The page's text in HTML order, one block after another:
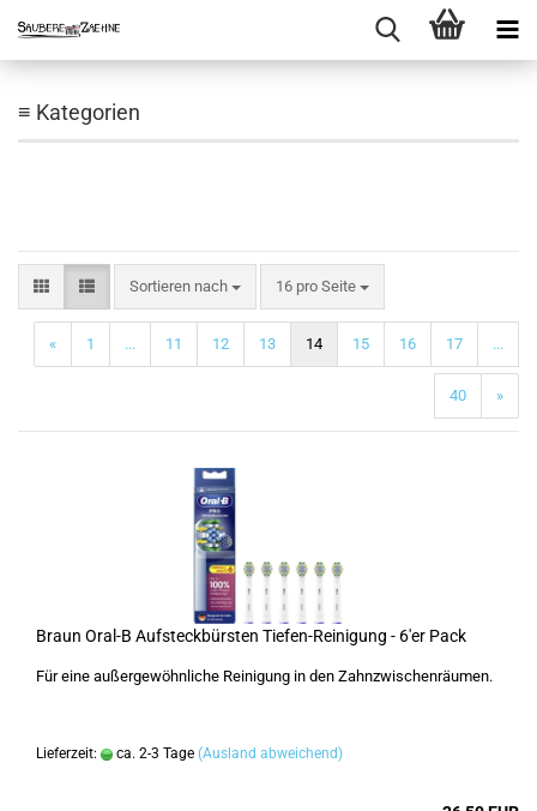
≡ Kategorien
Sortieren nach
Sortieren nach 16 pro Seite
pro Seite
« 1 ... 11 12 13 14 15 16 17 ...
40 »
Braun Oral-B Aufsteckbürsten Tiefen-Reinigung - 6'er Pack
Für eine außergewöhnliche Reinigung in den Zahnzwischenräumen.
Lieferzeit: ca. 2-3 Tage (Ausland abweichend)